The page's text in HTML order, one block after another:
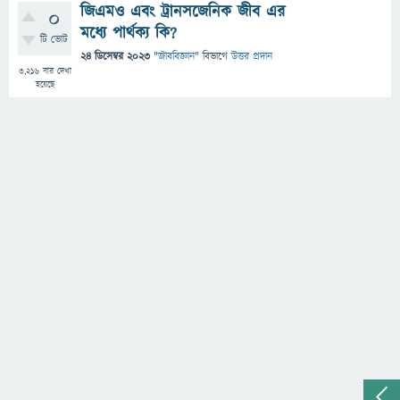
0
টি ভোট
3,216বার দেখা
হয়েছে
জিএমও এবং ট্রানসজেনিক জীব এর
মধ্যে পার্থক্য কি?
24 ডিসেম্বর 2023 "জীববিজ্ঞান" বিভাগে উত্তর প্রদান